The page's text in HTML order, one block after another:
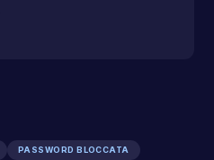
PASSWORD BLOCCATA